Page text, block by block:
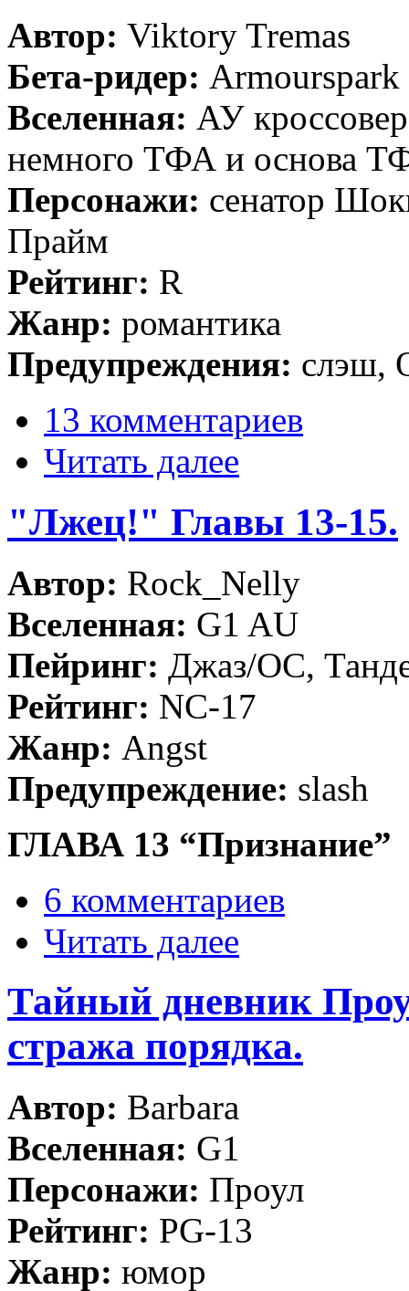
Автор: Viktory Tremas
Бета-ридер: Armourspark
Вселенная: АУ
немного ТФА и основа
Персонажи: сенатор
Прайм
Рейтинг: R
Жанр: романтика
Предупреждения: слэш,
13 комментариев
Читать далее
"Лжец!" Главы 13-15.
Автор: Rock_Nelly
Вселенная: G1 AU
Пейринг: Джаз/ОС,
Рейтинг: NC-17
Жанр: Angst
Предупреждение: slash
ГЛАВА 13 “Признание”
6 комментариев
Читать далее
Тайный дневник
стража порядка.
Автор: Barbara
Вселенная: G1
Персонажи: Проул
Рейтинг: PG-13
Жанр: юмор